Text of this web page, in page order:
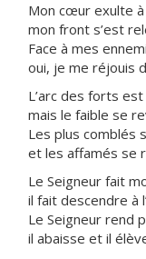
Mon cœur exulte à
mon front s’est
Face à mes
oui, je me réjouis
L’arc des forts
mais le faible se
Les plus comblés
et les affamés se
Le Seigneur fait
il fait descendre à
Le Seigneur rend
il abaisse et il